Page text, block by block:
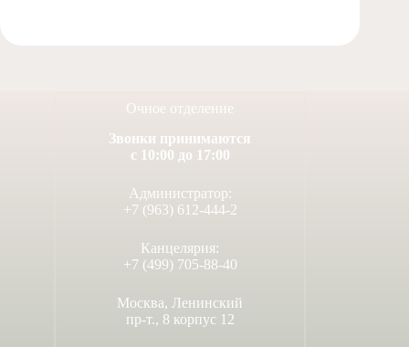
Очное отделение
Звонки принимаются
с 10:00 до 17:00
Администратор:
+7 (963) 612-444-2
Канцелярия:
+7 (499) 705-88-40
Москва, Ленинский
пр-т., 8 корпус 12